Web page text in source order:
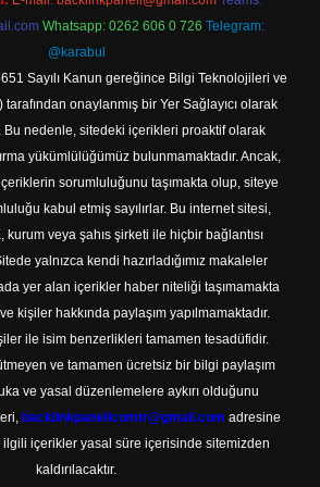
Whatsapp: 0262 606 0 726 Telegram:
@karabul
Sayılı Kanun gereğince Bilgi Teknolojileri ve
tarafından onaylanmış bir Yer Sağlayıcı olarak
Bu nedenle, sitedeki içerikleri proaktif olarak
yükümlülüğümüz bulunmamaktadır. Ancak,
sorumluluğunu taşımakta olup, siteye
kabul etmiş sayılırlar. Bu internet sitesi,
kurum veya şahıs şirketi ile hiçbir bağlantısı
yalnızca kendi hazırladığımız makaleler
yer alan içerikler haber niteliği taşımamakta
kişiler hakkında paylaşım yapılmamaktadır.
ile isim benzerlikleri tamamen tesadüfidir.
ve tamamen ücretsiz bir bilgi paylaşım
ve yasal düzenlemelere aykırı olduğunu
backlinkpanelicomtr@gmail.com adresine
içerikler yasal süre içerisinde sitemizden
kaldırılacaktır.